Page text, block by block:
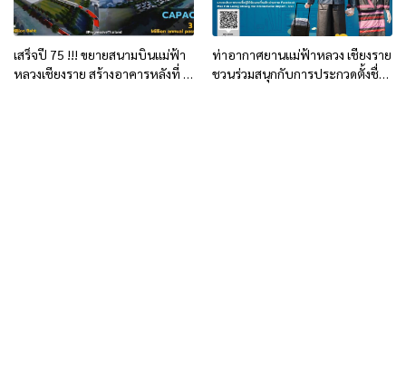
เสร็จปี 75 !!! ขยายสนามบินแม่ฟ้า
หลวงเชียงราย สร้างอาคารหลังที่ 2
ท่าอากาศยานแม่ฟ้าหลวง เชียงราย
ชวนร่วมสนุกกับการประกวดตั้งชื่อ